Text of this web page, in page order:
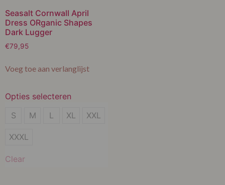
Seasalt Cornwall April
Dress ORganic Shapes
Dark Lugger
€79,95
Voeg toe aan verlanglijst
Opties selecteren
S
M
S M L XL XXL
XXXL
Clear